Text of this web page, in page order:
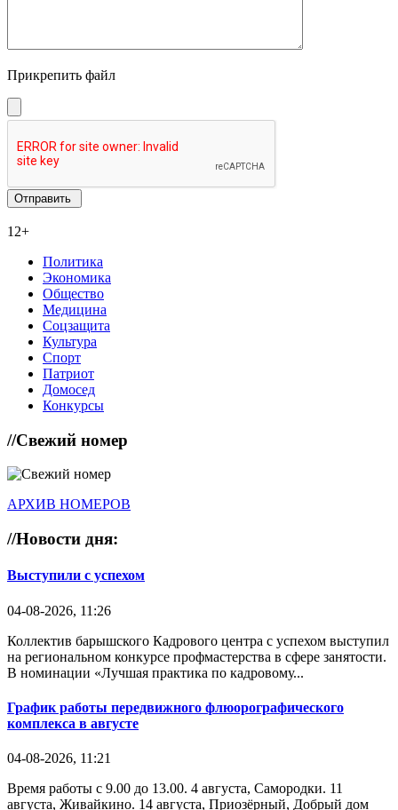
Прикрепить файл
12+
Политика
Экономика
Общество
Медицина
Соцзащита
Культура
Спорт
Патриот
Домосед
Конкурсы
//Свежий номер
АРХИВ НОМЕРОВ
//Новости дня:
Выступили с успехом
04-08-2026, 11:26
Коллектив барышского Кадрового центра с успехом выступил
на региональном конкурсе профмастерства в сфере занятости.
В номинации «Лучшая практика по кадровому...
График работы передвижного флюорографического
комплекса в августе
04-08-2026, 11:21
Время работы с 9.00 до 13.00. 4 августа, Самородки. 11
августа, Живайкино. 14 августа, Приозёрный, Добрый дом